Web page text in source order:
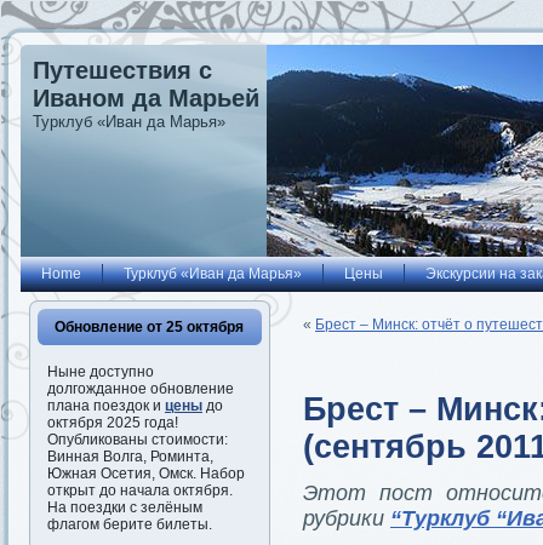
Путешествия с
Иваном да Марьей
Турклуб «Иван да Марья»
Home Турклуб «Иван да Марья» Цены Экскурсии на
Обновление от 25 октября
Ныне доступно
долгожданное обновление
плана поездок и цены до
октября 2025 года!
Опубликованы стоимости:
Винная Волга, Роминта,
Южная Осетия, Омск. Набор
открыт до начала октября.
На поездки с зелёным
флагом берите билеты.
« Брест – Минск: отчёт о
Брест –
(сентябрь
Этот пост
рубрики “Турклуб